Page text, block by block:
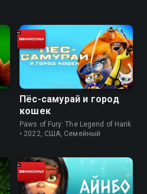
Пёс-самурай и город
кошек
Paws of Fury: The Legend of Hank
• 2022, США, Семейный